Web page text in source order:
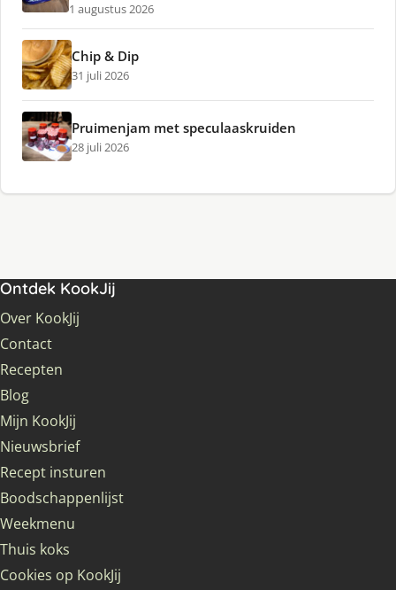
1 augustus 2026
Chip & Dip
31 juli 2026
Pruimenjam met speculaaskruiden
28 juli 2026
Ontdek KookJij
Over KookJij
Contact
Recepten
Blog
Mijn KookJij
Nieuwsbrief
Recept insturen
Boodschappenlijst
Weekmenu
Thuis koks
Cookies op KookJij